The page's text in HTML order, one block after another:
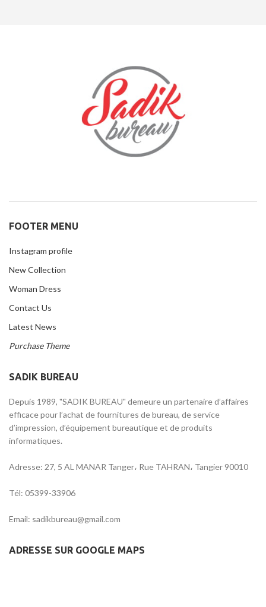
FOOTER MENU
Instagram profile
New Collection
Woman Dress
Contact Us
Latest News
Purchase Theme
SADIK BUREAU
Depuis 1989, "SADIK BUREAU" demeure un partenaire d’affaires
efficace pour l’achat de fournitures de bureau, de service
d’impression, d’équipement bureautique et de produits
informatiques.
Adresse: 27, 5 AL MANAR Tanger، Rue TAHRAN، Tangier 90010
Tél: 05399-33906
Email: sadikbureau@gmail.com
ADRESSE SUR GOOGLE MAPS